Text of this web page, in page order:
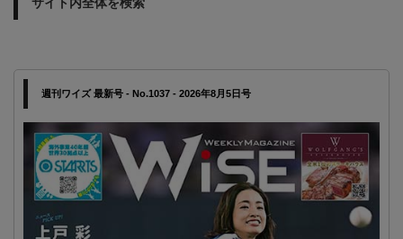
週刊ワイズ 最新号 - No.1037 - 2026年8月5日号